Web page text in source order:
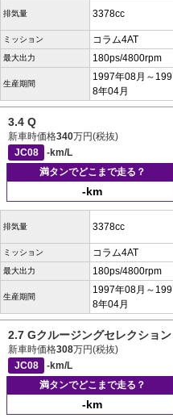
排気量 3378cc
ミッション コラム4AT
最大出力 180ps/4800rpm
生産期間
1997年08月～199
8年04月
3.4 Q
新車時価格340万円(税抜)
JC08
-km/L
満タンでどこまで走る？
-km
排気量 3378cc
ミッション コラム4AT
最大出力 180ps/4800rpm
生産期間
1997年08月～199
8年04月
2.7 Gクルージングセレクション
新車時価格308万円(税抜)
JC08
-km/L
満タンでどこまで走る？
-km